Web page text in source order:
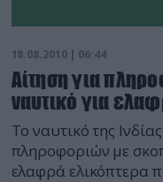
18.08.2010 | 06:44
Αίτηση για
ναυτικό για
Το ναυτικό της
πληροφοριών με
ελαφρά ελικόπτερα